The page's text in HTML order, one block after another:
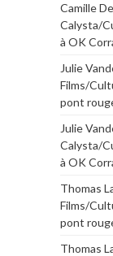
Camille
Calysta/
à OK
Julie
Films/
pont
Julie
Calysta/
à OK
Thomas
Films/
pont
Thomas